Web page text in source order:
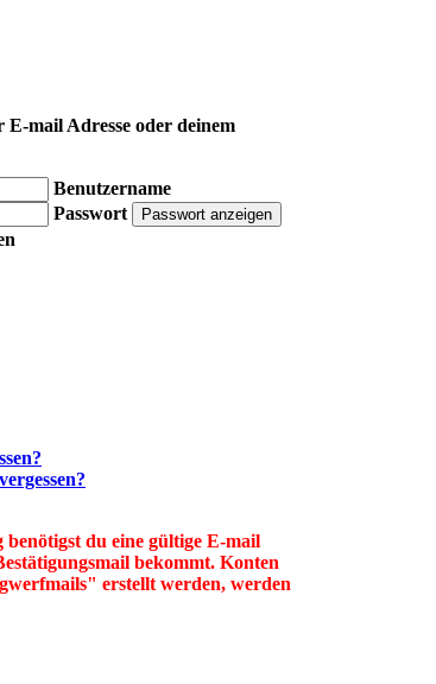
mail Adresse oder deinem
Benutzername
Passwort
Passwort anzeigen
du eine gültige E-mail
bekommt. Konten
erstellt werden, werden